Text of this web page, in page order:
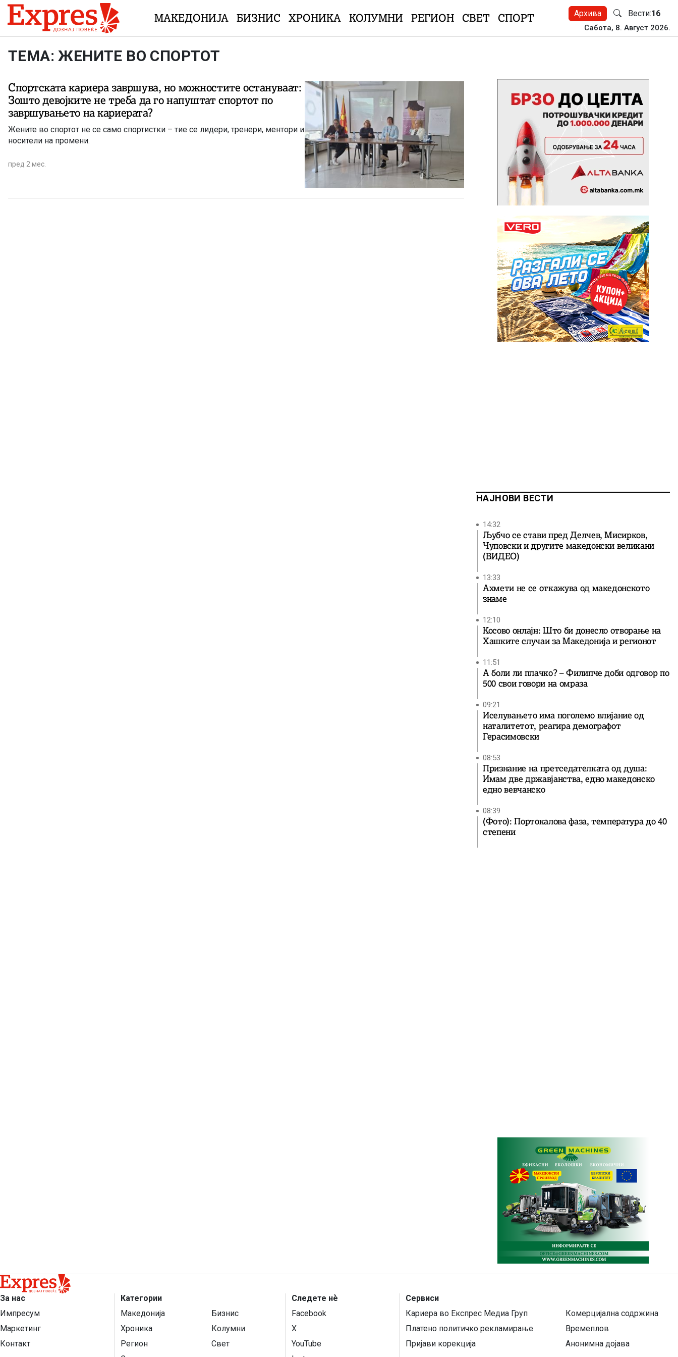
Skip to content
МАКЕДОНИЈА БИЗНИС ХРОНИКА КОЛУМНИ РЕГИОН СВЕТ СПОРТ Архива Вести:16
Сабота, 8. Август 2026.
ТЕМА: ЖЕНИТЕ ВО СПОРТОТ
Спортската кариера завршува, но можностите остануваат:
Зошто девојките не треба да го напуштат спортот по
завршувањето на кариерата?
Жените во спортот не се само спортистки – тие се лидери, тренери, ментори и
носители на промени.
пред 2 мес.
НАЈНОВИ ВЕСТИ
14:32
Љубчо се стави пред Делчев, Мисирков,
Чуповски и другите македонски великани
(ВИДЕО)
13:33
Ахмети не се откажува од македонското
знаме
12:10
Косово онлајн: Што би донесло отворање на
Хашките случаи за Македонија и регионот
11:51
А боли ли плачко? – Филипче доби одговор по
500 свои говори на омраза
09:21
Иселувањето има поголемо влијание од
наталитетот, реагира демографот
Герасимовски
08:53
Признание на претседателката од душа:
Имам две државјанства, едно македонско
едно вевчанско
08:39
(Фото): Портокалова фаза, температура до 40
степени
За нас
Импресум
Маркетинг
Контакт
Категории
Македонија
Бизнис
Хроника
Колумни
Регион
Свет
Следете нѐ
Facebook
X
YouTube
Сервиси
Кариера во Експрес Медиа Груп
Комерцијална содржина
Платено политичко рекламирање
Времеплов
Пријави корекција
Анонимна дојава